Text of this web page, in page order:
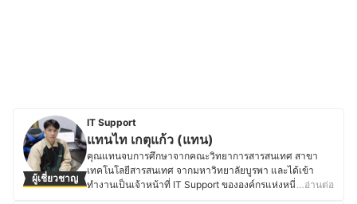
ผู้เชี่ยวชาญ
IT Support
แทนไท เกตุแก้ว (แทน)
คุณแทนจบการศึกษาจากคณะวิทยาการสารสนเทศ สาขา
เทคโนโลยีสารสนเทศ จากมหาวิทยาลัยบูรพา และได้เข้า
ทำงานเป็นเจ้าหน้าที่ IT Support ขององค์กรแห่งหนึ่งหลัง
…อ่านต่อ